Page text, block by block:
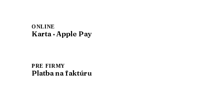
ONLINE
Karta · Apple Pay
PRE FIRMY
Platba na faktúru